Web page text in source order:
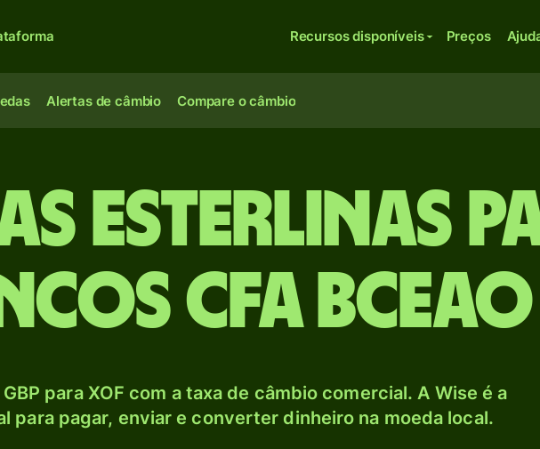
Recursos disponíveis Preços
Alertas de câmbio Compare o câmbio
esterlinas
CFA BCEAO
para XOF com a taxa de câmbio comercial. A Wise é a
para pagar, enviar e converter dinheiro na moeda local.